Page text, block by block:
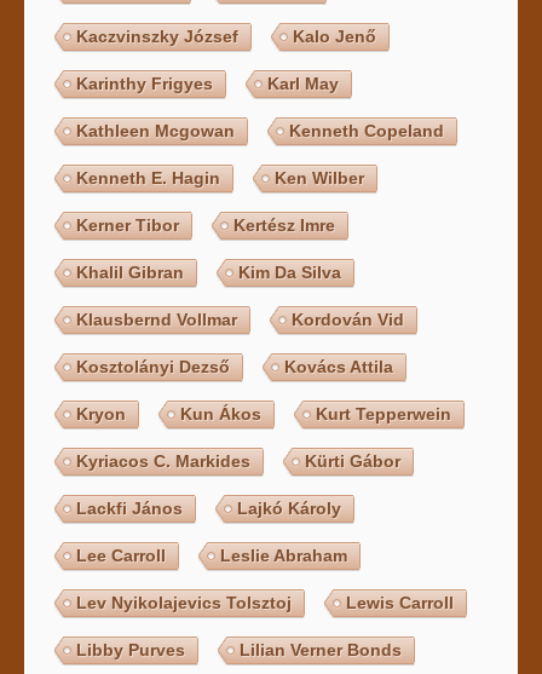
Kaczvinszky József Kalo Jenő
Karinthy Frigyes Karl May
Kathleen Mcgowan Kenneth Copeland
Kenneth E. Hagin Ken Wilber
Kerner Tibor Kertész Imre
Khalil Gibran Kim Da Silva
Klausbernd Vollmar Kordován Vid
Kosztolányi Dezső Kovács Attila
Kryon Kun Ákos Kurt Tepperwein
Kyriacos C. Markides Kürti Gábor
Lackfi János Lajkó Károly
Lee Carroll Leslie Abraham
Lev Nyikolajevics Tolsztoj Lewis Carroll
Libby Purves Lilian Verner Bonds